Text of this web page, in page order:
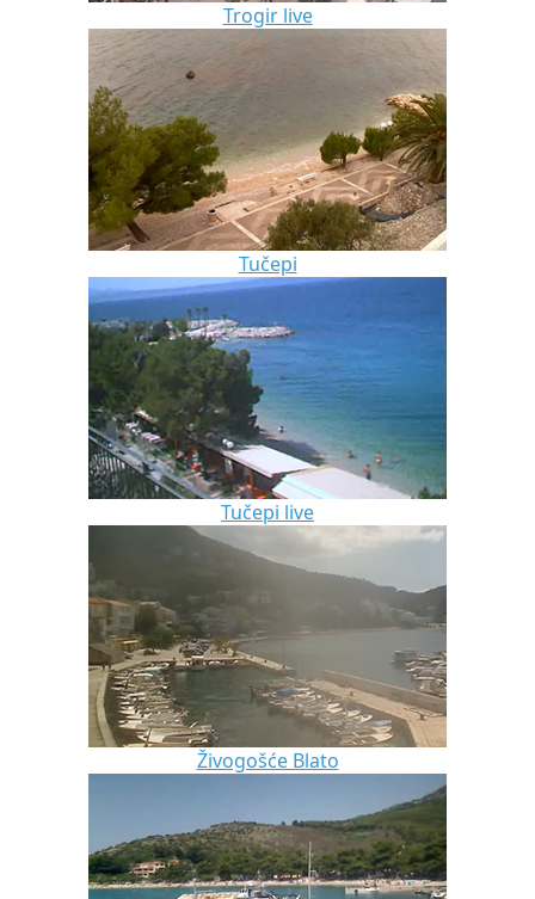
Trogir live
Tučepi
Tučepi live
Živogošće Blato